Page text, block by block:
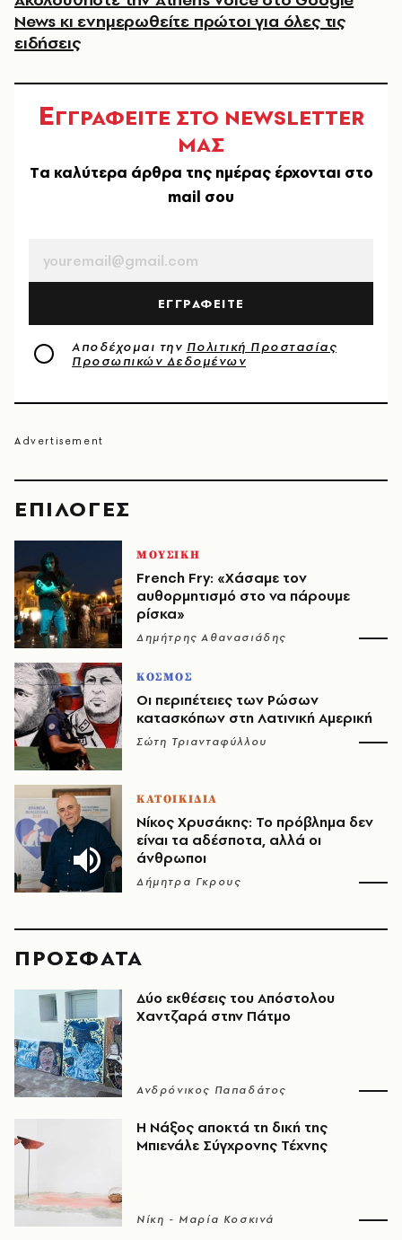
EΠΙΛΟΓΈΣ
ΜΟΥΣΙΚΗ
French Fry: «Χάσαμε τον
αυθορμητισμό στο να πάρουμε
ρίσκα»
Δημήτρης Αθανασιάδης
ΚΟΣΜΟΣ
Οι περιπέτειες των Ρώσων
κατασκόπων στη Λατινική Αμερική
Σώτη Τριανταφύλλου
ΚΑΤΟΙΚΙΔΙΑ
Νίκος Χρυσάκης: Το πρόβλημα δεν
είναι τα αδέσποτα, αλλά οι
άνθρωποι
Δήμητρα Γκρους
News κι ενημερωθείτε πρώτοι για όλες τις
ειδήσεις
ΕΓΓΡΑΦΕΙΤΕ ΣΤΟ NEWSLETTER
ΜΑΣ
Tα καλύτερα άρθρα της ημέρας έρχονται στο
mail σου
ΕΓΓΡΑΦΕΙΤΕ
Αποδέχομαι την Πολιτική Προστασίας
Προσωπικών Δεδομένων
ΠΡΟΣΦΑΤΑ
Δύο εκθέσεις του Απόστολου
Χαντζαρά στην Πάτμο
Ανδρόνικος Παπαδάτος
Η Νάξος αποκτά τη δική της
Μπιενάλε Σύγχρονης Τέχνης
Νίκη - Μαρία Κοσκινά